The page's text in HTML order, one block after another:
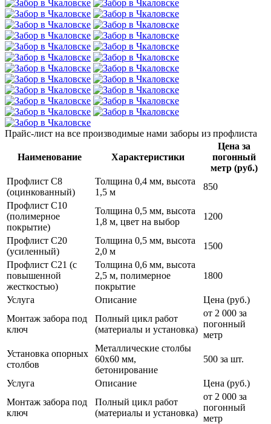
Прайс-лист на все производимые нами заборы из профлиста
Наименование Характеристики
Цена за
погонный
метр (руб.)
Профлист С8
(оцинкованный)
Толщина 0,4 мм, высота
1,5 м
850
Профлист С10
(полимерное
покрытие)
Толщина 0,5 мм, высота
1,8 м, цвет на выбор
1200
Профлист С20
(усиленный)
Толщина 0,5 мм, высота
2,0 м
1500
Профлист С21 (с
повышенной
жесткостью)
Толщина 0,6 мм, высота
2,5 м, полимерное
покрытие
1800
Услуга Описание
Цена (руб.)
Монтаж забора под
ключ
Полный цикл работ
(материалы и установка)
от 2 000 за
погонный
метр
Установка опорных
столбов
Металлические столбы
60х60 мм,
бетонирование
500 за шт.
Услуга Описание
Цена (руб.)
Монтаж забора под
ключ
Полный цикл работ
(материалы и установка)
от 2 000 за
погонный
метр